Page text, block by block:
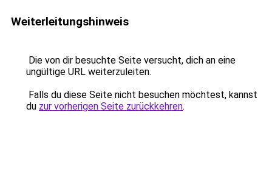
Weiterleitungshinweis
Die von dir besuchte Seite versucht, dich an eine
ungültige URL weiterzuleiten.
Falls du diese Seite nicht besuchen möchtest, kannst
du zur vorherigen Seite zurückkehren.